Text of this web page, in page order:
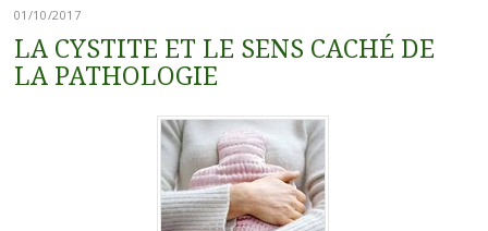
01/10/2017
LA CYSTITE ET LE SENS CACHÉ DE
LA PATHOLOGIE